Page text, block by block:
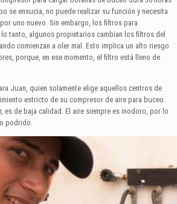
se ensucia, no puede realizar su función y necesita
uno nuevo. Sin embargo, los filtros para
tanto, algunos propietarios cambian los filtros del
comienzan a oler mal. Esto implica un alto riesgo
porque, en ese momento, el filtro está lleno de
Juan, quien solamente elige aquellos centros de
estricto de su compresor de aire para buceo.
es de baja calidad. El aire siempre es inodoro, por lo
podrido.